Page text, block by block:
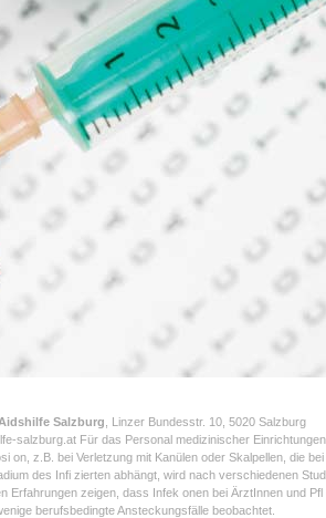
Aidshilfe Salzburg , Linzer Bundesstr. 10, 5020 Salzburg
salzburg.at Für das Personal medizinischer
on, z.B. bei Verletzung mit Kanülen oder Skalpellen, die
des Infi zierten abhängt, wird nach verschiedenen
Erfahrungen zeigen, dass Infek onen bei ÄrztInnen und
berufsbedingte Ansteckungsfälle beobachtet.